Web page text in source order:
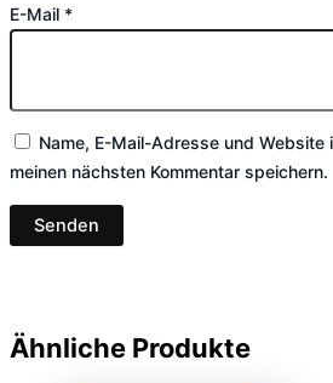
E-Mail *
Name, E-Mail-Adresse und Website
meinen nächsten Kommentar speichern.
Ähnliche Produkte